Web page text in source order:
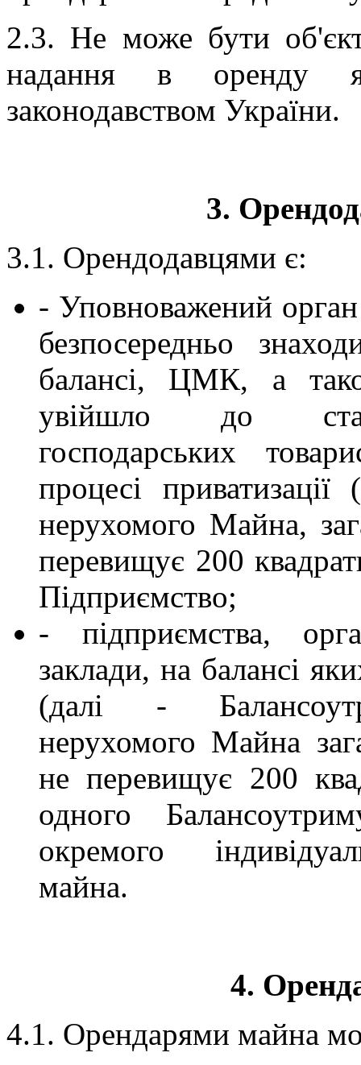
2.3. Не може бути
надання в оренду
законодавством України.
3.
3.1. Орендодавцями є:
- Уповноважений
безпосередньо
балансі, ЦМК, а
увійшло до
господарських
процесі приватизації
нерухомого Майна,
перевищує 200
Підприємство;
- підприємства,
заклади, на балансі
(далі -
нерухомого Майна
не перевищує 200
одного
окремого
майна.
4.
4.1. Орендарями майна